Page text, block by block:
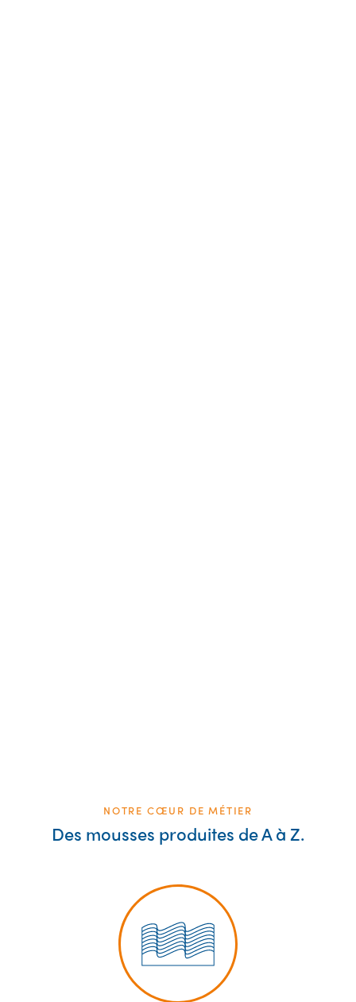
NOTRE CŒUR DE MÉTIER
Des mousses produites de A à Z.